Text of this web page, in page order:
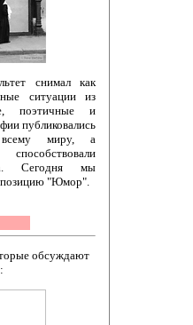
снимал как
ситуации из
поэтичные и
публиковались
миру, а
Сегодня мы
"Юмор".
обсуждают